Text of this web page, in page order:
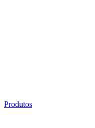
Produtos